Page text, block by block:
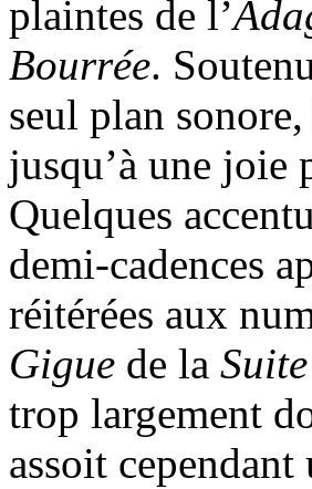
plaintes de l’
Bourrée.
seul plan
jusqu’à une joie
Quelques
demi-cadences
réitérées aux
Gigue de la Suite
trop largement
assoit